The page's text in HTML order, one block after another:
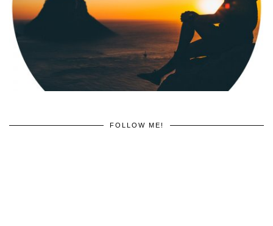
FOLLOW ME!